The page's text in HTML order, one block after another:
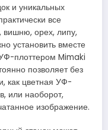
и уникальных
все
вишню, орех, липу,
установить вместе
плоттером Mimaki
позволяет без
как цветная УФ-
или наоборот,
изображение.